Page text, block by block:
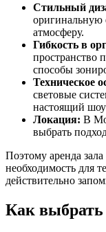
Стильный
оригинальную
атмосферу.
Гибкость в
пространство
способы
Техническое
световые
настоящий
Локация: В
выбрать
Поэтому аренда
необходимость для
действительно
Как выбрать